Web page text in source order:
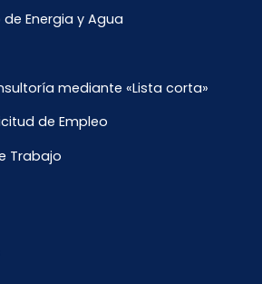
Energia y Agua
mediante «Lista corta»
de Empleo
Trabajo